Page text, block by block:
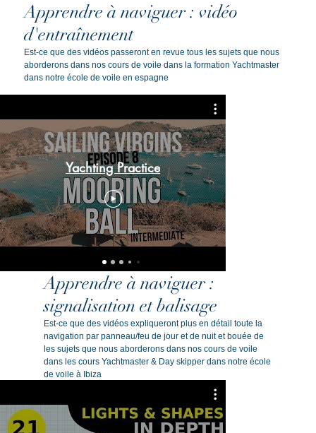
Yachting Practice
Apprendre à naviguer : vidéo
d'entraînement
Est-ce que des vidéos passeront en revue tous les sujets que nous
aborderons dans nos cours de voile dans la formation Yachtmaster
dans notre école de voile en espagne
Apprendre à naviguer :
signalisation et balisage
Est-ce que des vidéos expliqueront plus en détail toute la
navigation par panneau/feu de jour et de nuit et bouée de
les sujets que nous aborderons dans nos cours de voile
dans les cours Yachtmaster & Day skipper dans notre école
de voile à Ibiza